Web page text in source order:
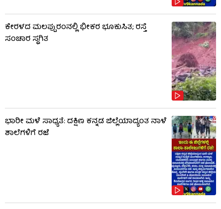
ಕೇರಳದ ಮಲಪ್ಪುರಂನಲ್ಲಿ ಭೀಕರ ಭೂಕುಸಿತ; ರಸ್ತೆ
ಸಂಚಾರ ಸ್ಥಗಿತ
ಭಾರೀ ಮಳೆ ಸಾಧ್ಯತೆ: ದಕ್ಷಿಣ ಕನ್ನಡ ಜಿಲ್ಲೆಯಾದ್ಯಂತ ನಾಳೆ
ಶಾಲೆಗಳಿಗೆ ರಜೆ